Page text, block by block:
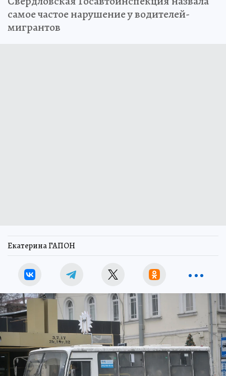
самое частое нарушение у водителей-
мигрантов
Екатерина ГАПОН